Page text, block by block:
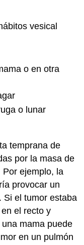
vesical
o en otra
o lunar
temprana de
por la masa de
Por ejemplo, la
provocar un
Si el tumor estaba
el recto y
mama puede
en un pulmón